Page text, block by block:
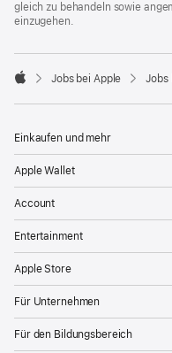
gleich zu behandeln sowie
einzugehen.

Jobs bei Apple Jobs
Einkaufen und mehr
Apple Wallet
Account
Entertainment
Apple Store
Für Unternehmen
Für den Bildungsbereich